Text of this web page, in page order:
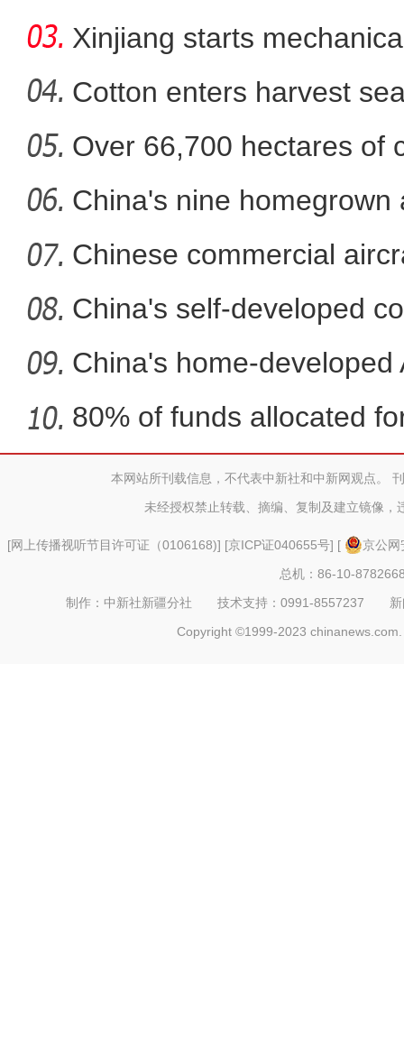
新疆拜城县58.33万亩玉米
新疆叶城50万千瓦光伏
in
Xinjiang starts
Cotton enters harvest
Over 66,700 hectares of
mech
China's nine homegrown
in
Chinese commercial
fli
China's self-developed
co
China's home-
80% of funds allocated
本网站所刊载信息，不代表中新社和中新网观点。
未经授权禁止转载、摘编、复制及建立镜像，
[网上传播视听节目许可证（0106168)] [京ICP证040655号] [
京公
总机：86-10-
制作：中新社新疆分社 技术支持：0991-8557237
Copyright ©1999-2023